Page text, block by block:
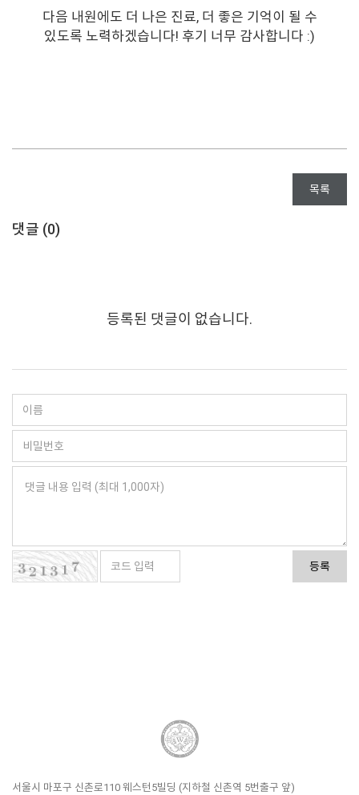
다음 내원에도 더 나은 진료, 더 좋은 기억이 될 수
있도록 노력하겠습니다! 후기 너무 감사합니다 :)
목록
댓글 (0)
등록된 댓글이 없습니다.
등록
서울시 마포구 신촌로110 웨스턴5빌딩 (지하철 신촌역 5번출구 앞)